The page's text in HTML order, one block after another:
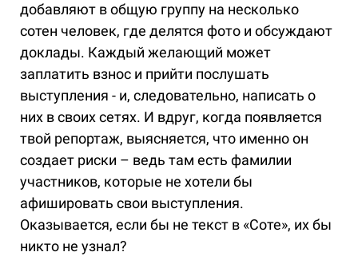
добавляют в общую группу на несколько
сотен человек, где делятся фото и обсуждают
доклады. Каждый желающий может
заплатить взнос и прийти послушать
выступления - и, следовательно, написать о
них в своих сетях. И вдруг, когда появляется
твой репортаж, выясняется, что именно он
создает риски – ведь там есть фамилии
участников, которые не хотели бы
афишировать свои выступления.
Оказывается, если бы не текст в «Соте», их бы
никто не узнал?